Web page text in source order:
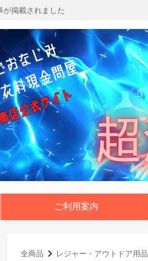
が掲載されました
ご利用案内
全商品 レジャー・アウトドア用品